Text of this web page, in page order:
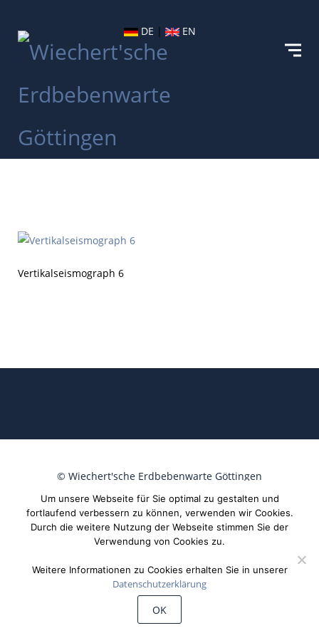
DE | EN
Vertikalseismograph 6
© Wiechert'sche Erdbebenwarte Göttingen
Um unsere Webseite für Sie optimal zu gestalten und
fortlaufend verbessern zu können, verwenden wir Cookies.
Durch die weitere Nutzung der Webseite stimmen Sie der
Verwendung von Cookies zu.
Weitere Informationen zu Cookies erhalten Sie in unserer
Datenschutzerklärung
OK